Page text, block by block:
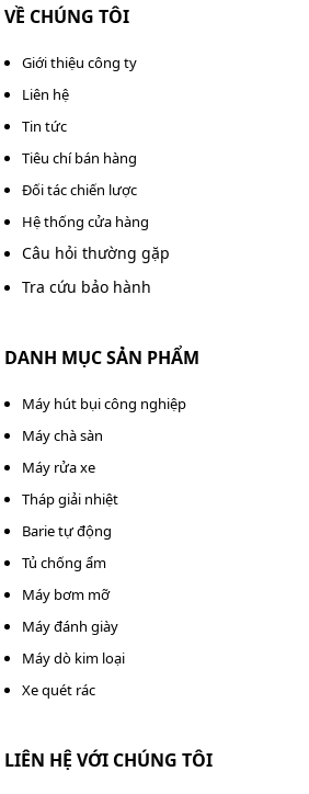
Cấu tạo của máy ép
Máy ép ảnh plastic có thiết kế
phận đều đóng vai trò quan
Vỏ máy: Làm từ nhựa cứng
đồng thời giúp máy gọn gàng,
Rulo (con lăn): Giúp ép chặt
giấy đi vào máy thẳng và đều,
nhờ lớp cao su bọc ngoài.
Đèn nhiệt: Cung cấp nhiệt
trên màng nhựa, giúp quá
dính chặt vào giấy.
Bộ điều chỉnh nhiệt độ: Cho
nóng hoặc quá lạnh.
Dàn kẹp giấy: Giúp giữ giấy và
lệch, đảm bảo tài liệu vào máy
VỀ CHÚNG TÔI
Giới thiệu công ty
Liên hệ
Tin tức
Tiêu chí bán hàng
Đối tác chiến lược
Hệ thống cửa hàng
Câu hỏi thường gặp
Tra cứu bảo hành
DANH MỤC SẢN PHẨM
Máy hút bụi công nghiệp
Máy chà sàn
Máy rửa xe
Tháp giải nhiệt
Barie tự động
Tủ chống ẩm
Máy bơm mỡ
Máy đánh giày
Máy dò kim loại
Xe quét rác
LIÊN HỆ VỚI CHÚNG TÔI